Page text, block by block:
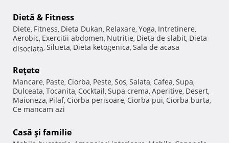
Dietă & Fitness
Diete, Fitness, Dieta Dukan, Relaxare, Yoga, Intretinere,
Aerobic, Exercitii abdomen, Nutritie, Dieta de slabit, Dieta
disociata, Silueta, Dieta ketogenica, Sala de acasa
Reţete
Mancare, Paste, Ciorba, Peste, Sos, Salata, Cafea, Supa,
Dulceata, Tocanita, Cocktail, Supa crema, Aperitive, Desert,
Maioneza, Pilaf, Ciorba perisoare, Ciorba pui, Ciorba burta,
Ce mancam azi
Casă şi familie